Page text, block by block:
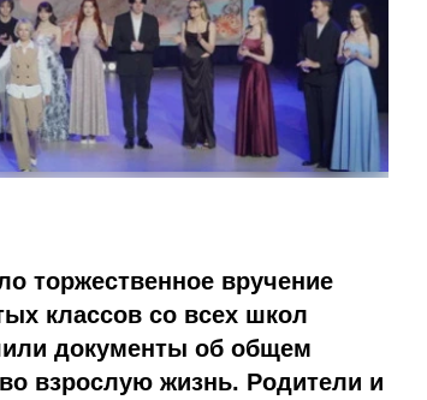
торжественное вручение
классов со всех школ
документы об общем
взрослую жизнь. Родители и